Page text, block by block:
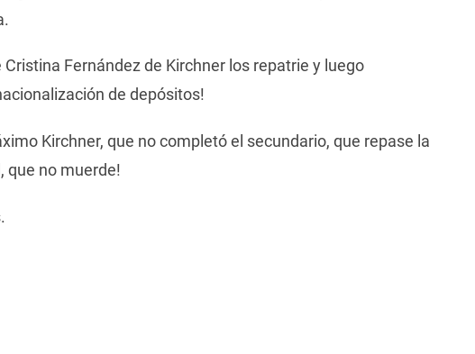
Cristina Fernández de Kirchner los repatrie y luego
de depósitos!
Kirchner, que no completó el secundario, que repase la
que no muerde!